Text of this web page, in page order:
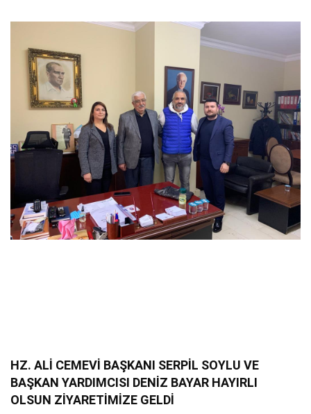
HZ. ALİ CEMEVİ BAŞKANI SERPİL SOYLU VE
BAŞKAN YARDIMCISI DENİZ BAYAR HAYIRLI
OLSUN ZİYARETİMİZE GELDİ